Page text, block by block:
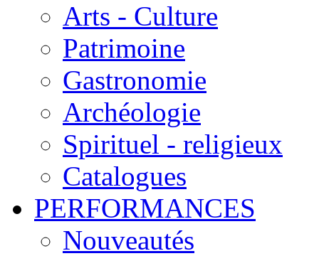
Arts - Culture
Patrimoine
Gastronomie
Archéologie
Spirituel - religieux
Catalogues
PERFORMANCES
Nouveautés